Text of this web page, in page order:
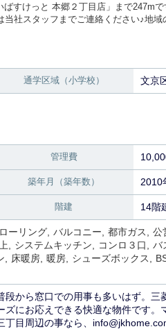
すけっと 本郷２丁目店」まで247m
社スタッフまでご連絡ください♪地
通学区域（小学校） 文京
管理費
築年月（築年数） 2010
階建 14階
ーリング バルコニー 都市ガス 公
システムキッチン コンロ３口 バ
床暖房 暖房 シューズボックス
段から窓口での用事も多いはず。
にお応えできる快適な物件です。
丁目周辺の事なら、